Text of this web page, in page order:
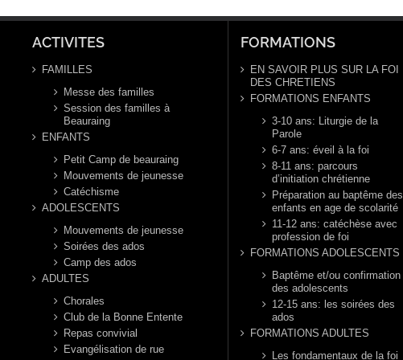
année B
année B
ACTIVITES
FAMILLES
Messe des familles
Session des familles à
Beauraing
ENFANTS
Petit Camp de beauraing
Mouvements de jeunesse
Catéchisme
ADOLESCENTS
Mouvements de jeunesse
Soirées des ados
Camp des ados
ADULTES
Chorales
Club de la Bonne Entente
Repas convivial
Evangélisation de rue
FORMATIONS
EN SAVOIR PLUS SUR LA FOI
DES CHRETIENS
FORMATIONS ENFANTS
3-10 ans: Liturgie de la
Parole
6-7 ans: éveil à la foi
8-11 ans: parcours
d’initiation chrétienne
Préparation au baptême des
enfants en age de scolarité
11-12 ans: catéchèse avec
profession de foi
FORMATIONS ADOLESCENTS
Baptême et/ou confirmation
des adolescents
12-15 ans: les soirées des
ados
FORMATIONS ADULTES
Les fondamentaux de la foi